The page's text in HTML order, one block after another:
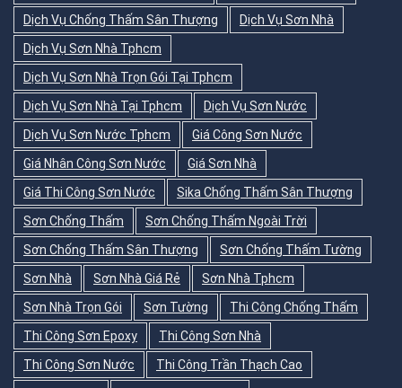
Dịch Vụ Chống Thấm Sân Thượng
Dịch Vụ Sơn Nhà
Dịch Vụ Sơn Nhà Tphcm
Dịch Vụ Sơn Nhà Trọn Gói Tại Tphcm
Dịch Vụ Sơn Nhà Tại Tphcm
Dịch Vụ Sơn Nước
Dịch Vụ Sơn Nước Tphcm
Giá Công Sơn Nước
Giá Nhân Công Sơn Nước
Giá Sơn Nhà
Giá Thi Công Sơn Nước
Sika Chống Thấm Sân Thượng
Sơn Chống Thấm
Sơn Chống Thấm Ngoài Trời
Sơn Chống Thấm Sân Thượng
Sơn Chống Thấm Tường
Sơn Nhà
Sơn Nhà Giá Rẻ
Sơn Nhà Tphcm
Sơn Nhà Trọn Gói
Sơn Tường
Thi Công Chống Thấm
Thi Công Sơn Epoxy
Thi Công Sơn Nhà
Thi Công Sơn Nước
Thi Công Trần Thạch Cao